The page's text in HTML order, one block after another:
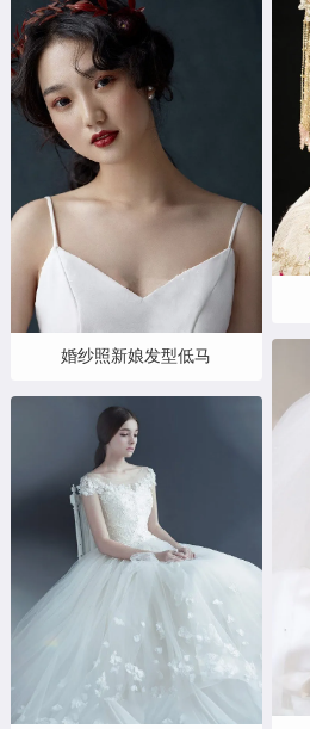
婚纱照新娘发型低马